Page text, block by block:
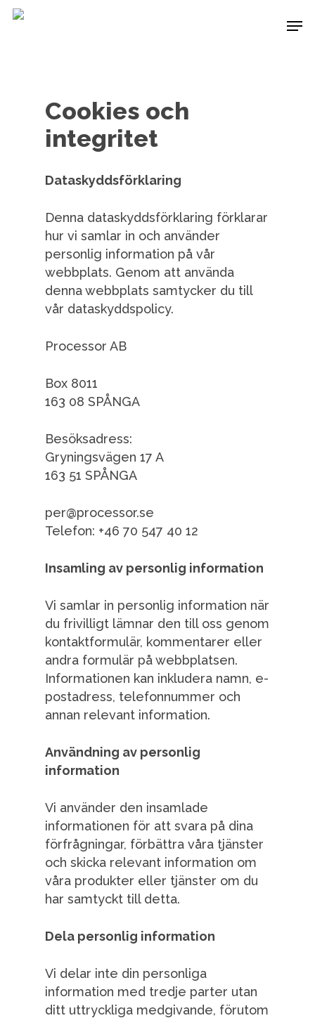
Skip
Cookies och
integritet
Dataskyddsförklaring
Denna dataskyddsförklaring förklarar
hur vi samlar in och använder
personlig information på vår
webbplats. Genom att använda
denna webbplats samtycker du till
vår dataskyddspolicy.
Processor AB
Box 8011
163 08 SPÅNGA
Besöksadress:
Gryningsvägen 17 A
163 51 SPÅNGA
per@processor.se
Telefon: +46 70 547 40 12
Insamling av personlig information
Vi samlar in personlig information när
du frivilligt lämnar den till oss genom
kontaktformulär, kommentarer eller
andra formulär på webbplatsen.
Informationen kan inkludera namn, e-
postadress, telefonnummer och
annan relevant information.
Användning av personlig
information
Vi använder den insamlade
informationen för att svara på dina
förfrågningar, förbättra våra tjänster
och skicka relevant information om
våra produkter eller tjänster om du
har samtyckt till detta.
Dela personlig information
Vi delar inte din personliga
information med tredje parter utan
ditt uttryckliga medgivande, förutom